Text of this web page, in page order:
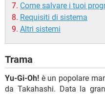
Come salvare i tuoi
Requisiti di sistema
Altri sistemi
Trama
Yu-Gi-Oh! è un popolare
da Takahashi. Data la